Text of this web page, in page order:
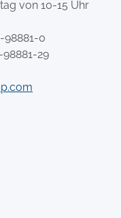
von 10-15 Uhr
98881-0
98881-29